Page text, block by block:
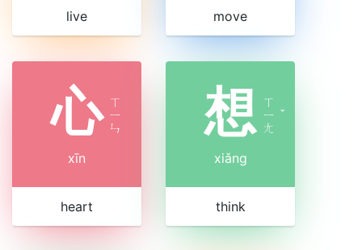
live move
心 ㄒ
ㄧ
ㄣ
xīn
heart
想 ㄒ
ㄧ
ㄤ
ˇ
xiǎng
think